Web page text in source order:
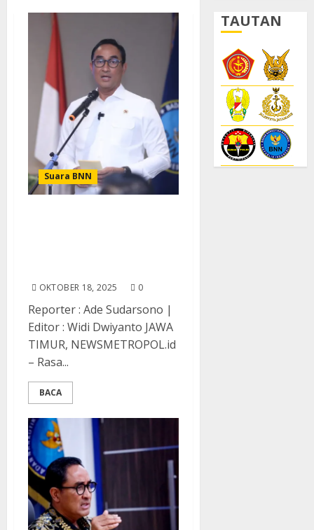
Suara BNN
OKTOBER 18, 2025 0
Reporter : Ade Sudarsono |
Editor : Widi Dwiyanto JAWA
TIMUR, NEWSMETROPOL.id
– Rasa...
BACA
TAUTAN